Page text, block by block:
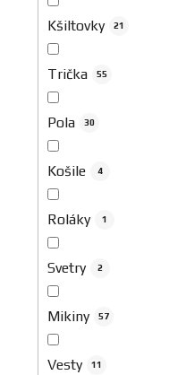
Kšiltovky 21
Trička 55
Pola 30
Košile 4
Roláky 1
Svetry 2
Mikiny 57
Vesty 11